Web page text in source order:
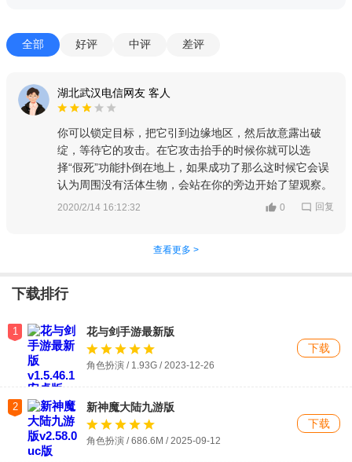
全部 好评 中评 差评
湖北武汉电信网友 客人
你可以锁定目标，把它引到边缘地区，然后故意露出破
绽，等待它的攻击。在它攻击抬手的时候你就可以选
择“假死”功能扑倒在地上，如果成功了那么这时候它会误
认为周围没有活体生物，会站在你的旁边开始了望观察。
2020/2/14 16:12:32 0 回复
查看更多 >
下载排行
1 花与剑手游最新版
角色扮演 / 1.93G / 2023-12-26
下载
2 新神魔大陆九游版
角色扮演 / 686.6M / 2025-09-12
下载